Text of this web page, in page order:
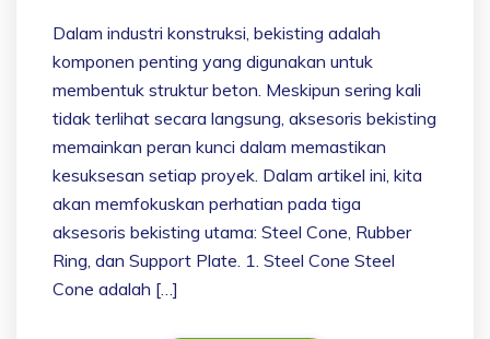
Dalam industri konstruksi, bekisting adalah
komponen penting yang digunakan untuk
membentuk struktur beton. Meskipun sering kali
tidak terlihat secara langsung, aksesoris bekisting
memainkan peran kunci dalam memastikan
kesuksesan setiap proyek. Dalam artikel ini, kita
akan memfokuskan perhatian pada tiga
aksesoris bekisting utama: Steel Cone, Rubber
Ring, dan Support Plate. 1. Steel Cone Steel
Cone adalah […]